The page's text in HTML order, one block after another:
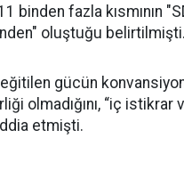
binden fazla kısmının
oluştuğu belirtilmişti.
gücün
olmadığını, “iç istikrar
etmişti.